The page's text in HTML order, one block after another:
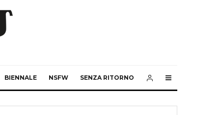
BIENNALE NSFW SENZA RITORNO